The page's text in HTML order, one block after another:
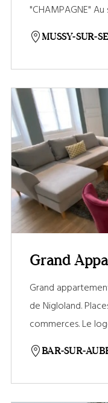
"CHAMPAGNE"
MUSSY-SUR-
Grand
Grand
de Nigloland.
commerces. Le
BAR-SUR-